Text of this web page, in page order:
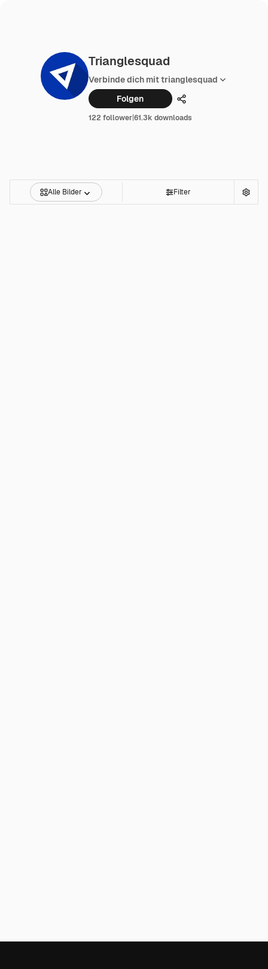
Trianglesquad
Verbinde dich mit trianglesquad
Folgen
Teilen
122 follower|61.3k downloads
Alle Bilder Filter